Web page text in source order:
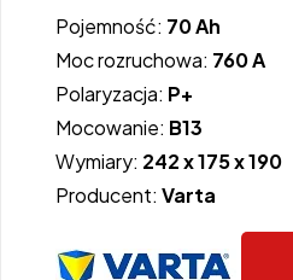
Pojemność: 70 Ah
Moc rozruchowa: 760 A
Polaryzacja: P+
Mocowanie: B13
Wymiary: 242 x 175 x 190
Producent: Varta